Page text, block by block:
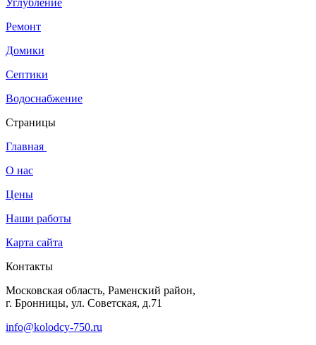
Углубление
Ремонт
Домики
Септики
Водоснабжение
Страницы
Главная
О нас
Цены
Наши работы
Карта сайта
Контакты
Московская область, Раменский район,
г. Бронницы, ул. Советская, д.71
info@kolodcy-750.ru